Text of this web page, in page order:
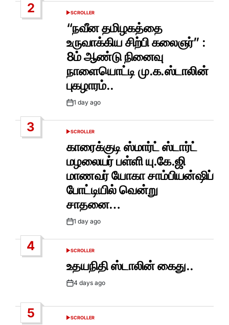
2
POSTED
IN
SCROLLER
“நவீன தமிழகத்தை
உருவாக்கிய சிற்பி கலைஞர்” :
8ம் ஆண்டு நினைவு
நாளையொட்டி மு.க.ஸ்டாலின்
புகழாரம்..
Post1 day ago
3
POSTED
SCROLLER
காரைக்குடி ஸ்மார்ட் ஸ்டார்ட்
மழலையர் பள்ளி யு.கே.ஜி
மாணவர் யோகா சாம்பியன்ஷிப்
போட்டியில் வென்று
சாதனை…
Post1 day ago
4
POSTED
SCROLLER
உதயநிதி ஸ்டாலின் கைது..
Post4 days ago
5
POSTED
SCROLLER